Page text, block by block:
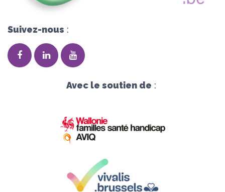
Suivez-nous :
Avec le soutien de :